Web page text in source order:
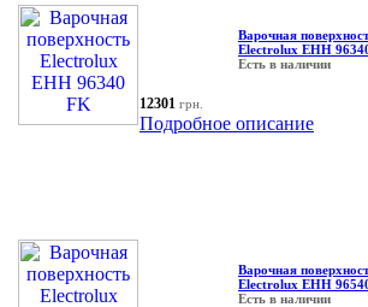
Варочная
Electrolux EHH
Есть в наличии
12301 грн.
Подробное описание
Варочная
Electrolux EHH
Есть в наличии